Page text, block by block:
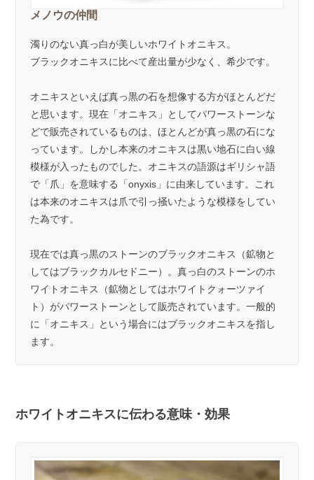
メノウの仲間
濁りのない真っ白が美しいホワイトオニキス。
ブラックオニキスに比べて産出量が少なく、希少です。
オニキスといえば真っ黒の石を想像する方がほとんどだ
と思います。現在「オニキス」としてパワーストーンな
どで販売されているものは、ほとんどが真っ黒の石にな
っています。しかし本来のオニキスは黒い地石に白い線
模様が入ったものでした。オニキスの語源はギリシャ語
で「爪」を意味する「onyxis」に由来しています。これ
は本来のオニキスは爪で引っ掻いたような模様をしてい
た為です。
現在では真っ黒のストーンのブラックオニキス
（鉱物と
してはブラックカルセドニー）。真っ白のストーンのホ
ワイトオニキス（鉱物としてはホワイトクォーツァイ
ト）がパワーストーンとして販売されています。一般的
に「オニキス」という場合にはブラックオニキスを指し
ます。
ホワイトオニキスに伝わる意味・効果